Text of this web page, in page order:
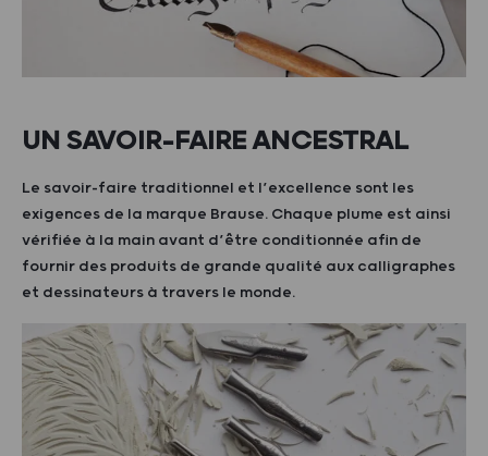
UN SAVOIR-FAIRE ANCESTRAL
Le savoir-faire traditionnel et l’excellence sont les
exigences de la marque Brause. Chaque plume est ainsi
vérifiée à la main avant d’être conditionnée afin de
fournir des produits de grande qualité aux calligraphes
et dessinateurs à travers le monde.